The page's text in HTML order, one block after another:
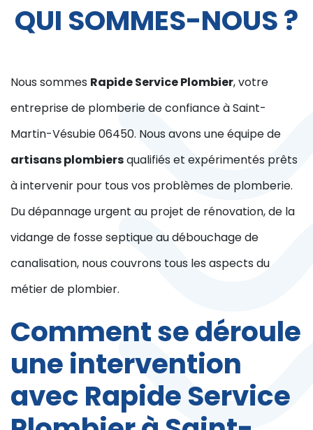
QUI SOMMES-NOUS ?
Nous sommes Rapide Service Plombier, votre
entreprise de plomberie de confiance à Saint-
Martin-Vésubie 06450. Nous avons une équipe de
artisans plombiersqualifiés et expérimentés prêts
à intervenir pour tous vos problèmes de plomberie.
Du dépannage urgent au projet de rénovation, de la
vidange de fosse septique au débouchage de
canalisation, nous couvrons tous les aspects du
métier de plombier.
Comment se déroule
une intervention
avec Rapide Service